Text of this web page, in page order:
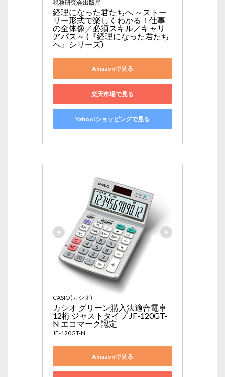
税務研究会出版局
経理になった君たちへ ～ストー
リー形式で楽しくわかる！仕事
の全体像／必須スキル／キャリ
アパス～ (『経理になった君たち
へ』シリーズ)
Amazonで見る
楽天市場で見る
Yahoo!ショッピングで見る
CASIO(カシオ)
カシオ グリーン購入法適合電卓
12桁 ジャストタイプ JF-120GT-
N エコマーク認定
JF-120GT-N
Amazonで見る